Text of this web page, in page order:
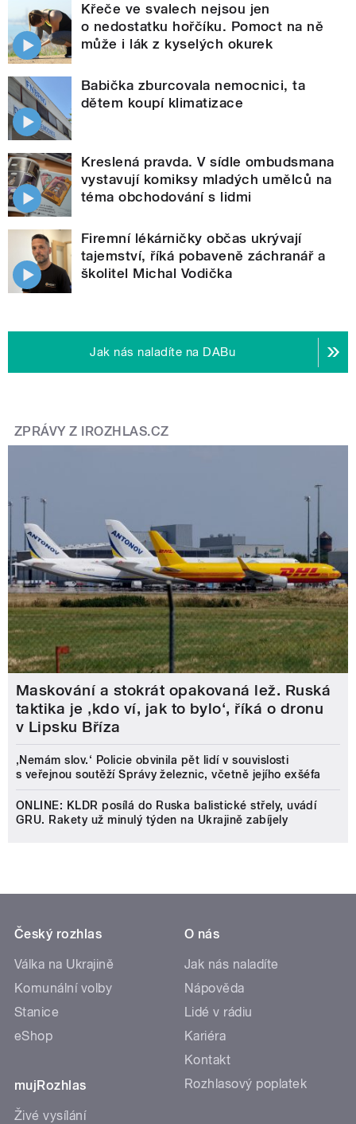
Křeče ve svalech nejsou jen
o nedostatku hořčíku. Pomoct na ně
může i lák z kyselých okurek
Babička zburcovala nemocnici, ta
dětem koupí klimatizace
Kreslená pravda. V sídle ombudsmana
vystavují komiksy mladých umělců na
téma obchodování s lidmi
Firemní lékárničky občas ukrývají
tajemství, říká pobaveně záchranář a
školitel Michal Vodička
Jak nás naladíte na DABu
ZPRÁVY Z IROZHLAS.CZ
Maskování a stokrát opakovaná lež. Ruská
taktika je ‚kdo ví, jak to bylo‘, říká o dronu
v Lipsku Bříza
‚Nemám slov.‘ Policie obvinila pět lidí v souvislosti
s veřejnou soutěží Správy železnic, včetně jejího exšéfa
ONLINE: KLDR posílá do Ruska balistické střely, uvádí
GRU. Rakety už minulý týden na Ukrajině zabíjely
Český rozhlas
Válka na Ukrajině
Komunální volby
Stanice
eShop
mujRozhlas
Živé vysílání
O nás
Jak nás naladíte
Nápověda
Lidé v rádiu
Kariéra
Kontakt
Rozhlasový poplatek